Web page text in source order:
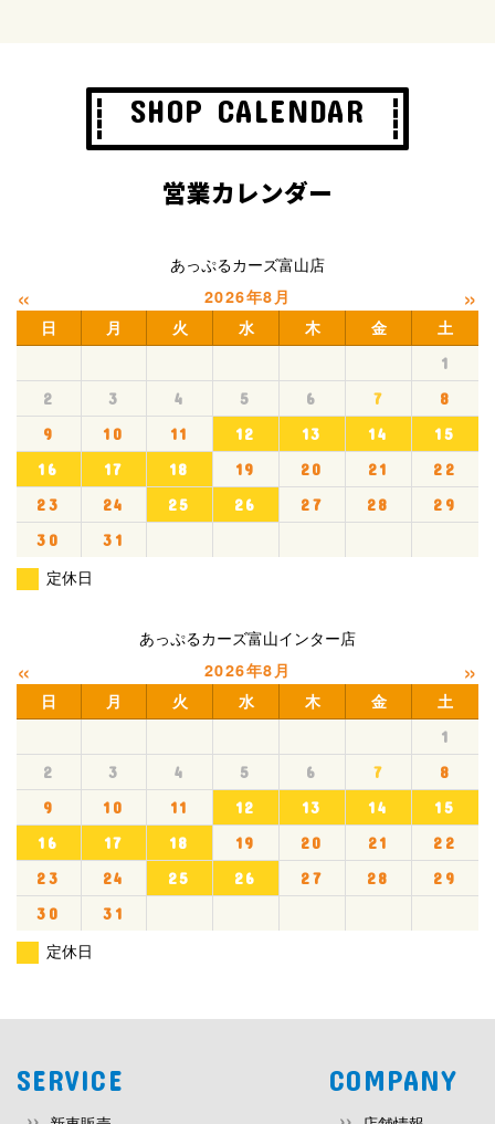
が確認できるもの(運転免許証など)をご用意ください。
なお、個人情報の開示にあたりまして、1項目あたり五
百円程度を手数料としてお支払いいただきます。
開示に応じます。開示請求書など当社の定める書面の入
手方法につきましては、当社の担当までお問い合わせく
ださい。開示請求を希望される場合はご本人であること
が確認できるもの(運転免許証など)をご用意ください。
なお、個人情報の開示にあたりまして、1項目あたり五
百円程度を手数料としてお支払いいただきます。
●
当社は、お客様の個人情報について、適切な安全措置
を講ずることにより、漏えい、改ざん、紛失などの危険
防止に努めます。
●当社は、個人情報の取り扱いに関して、定期的に監査
SHOP CALENDAR
営業カレンダー
あっぷるカーズ富山店
« 2026年8月 »
日 月 火 水 木 金 土
1
2
3 4 5 6 7
8
9
10 11 12 13 14
15
16
17 18 19 20 21
22
23
24 25 26 27 28
29
30
31
定休日
あっぷるカーズ富山インター店
« 2026年8月 »
日 月 火 水 木 金 土
1
2
3 4 5 6 7
8
9
10 11 12 13 14
15
16
17 18 19 20 21
22
23
24 25 26 27 28
29
30
31
定休日
SERVICE COMPANY